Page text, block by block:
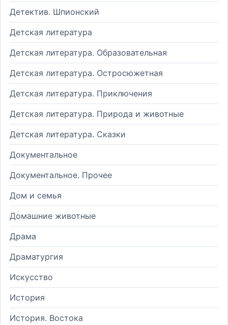
Детектив. Шпионский
Детская литература
Детская литература. Образовательная
Детская литература. Остросюжетная
Детская литература. Приключения
Детская литература. Природа и животные
Детская литература. Сказки
Документальное
Документальное. Прочее
Дом и семья
Домашние животные
Драма
Драматургия
Искусство
История
История. Востока